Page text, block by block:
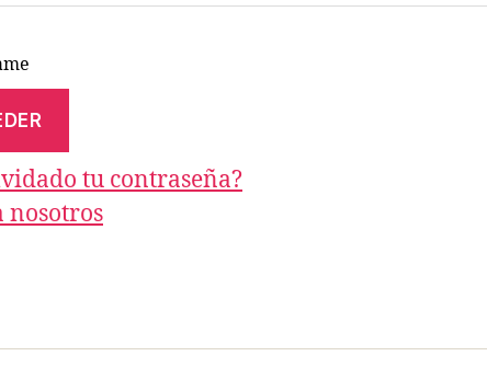
tu contraseña?
nosotros